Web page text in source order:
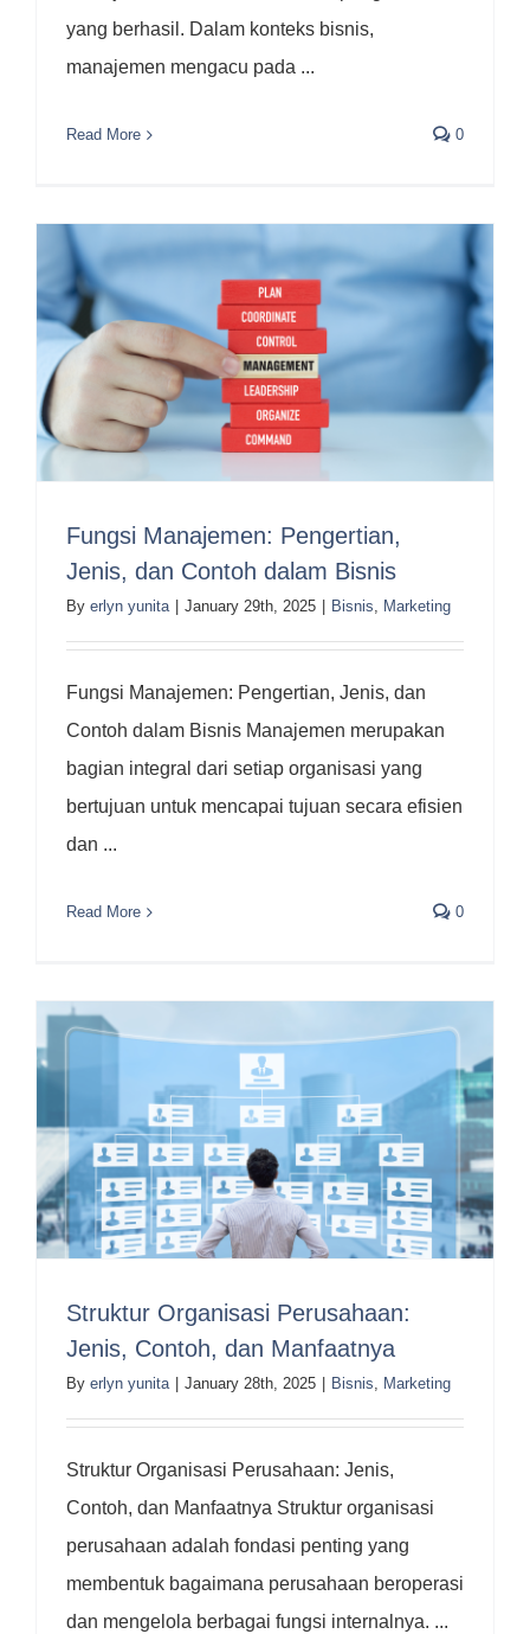
yang berhasil. Dalam konteks bisnis,
manajemen mengacu pada ...
Read More 0
Fungsi Manajemen: Pengertian,
Jenis, dan Contoh dalam Bisnis
By erlyn yunita January 29th, 2025 Bisnis, Marketing
Fungsi Manajemen: Pengertian, Jenis, dan
Contoh dalam Bisnis Manajemen merupakan
bagian integral dari setiap organisasi yang
bertujuan untuk mencapai tujuan secara efisien
dan ...
Read More 0
Struktur Organisasi Perusahaan:
Jenis, Contoh, dan Manfaatnya
By erlyn yunita January 28th, 2025 Bisnis, Marketing
Struktur Organisasi Perusahaan: Jenis,
Contoh, dan Manfaatnya Struktur organisasi
perusahaan adalah fondasi penting yang
membentuk bagaimana perusahaan beroperasi
dan mengelola berbagai fungsi internalnya. ...